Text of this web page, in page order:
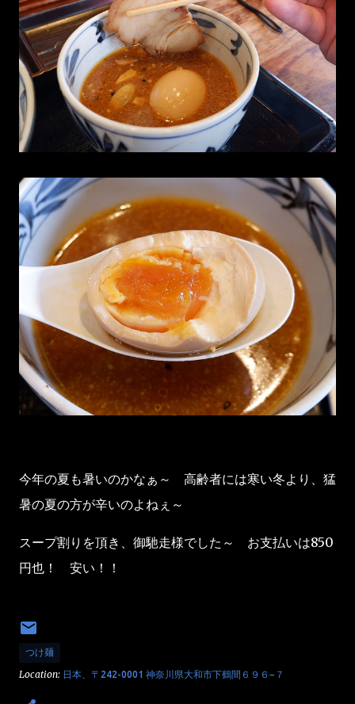
今年の夏も暑いのかなぁ～ 高齢者には寒い冬より、猛
暑の夏の方が辛いのよねぇ～
スープ割りを頂き、御馳走様でした～ お支払いは850
円也！ 安い！！
つけ麺
Location: 日本、〒242-0001 神奈川県大和市下鶴間６９６−７